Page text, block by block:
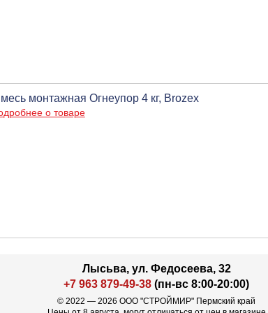
монтажная Огнеупор 4 кг, Brozex
о товаре
Лысьва, ул. Федосеева, 32
+7 963 879-49-38 (пн-вс 8:00-20:00)
© 2022 — 2026 ООО "СТРОЙМИР" Пермский край